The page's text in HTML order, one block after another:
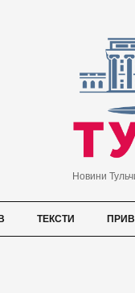
Новини
ТЕКСТИ